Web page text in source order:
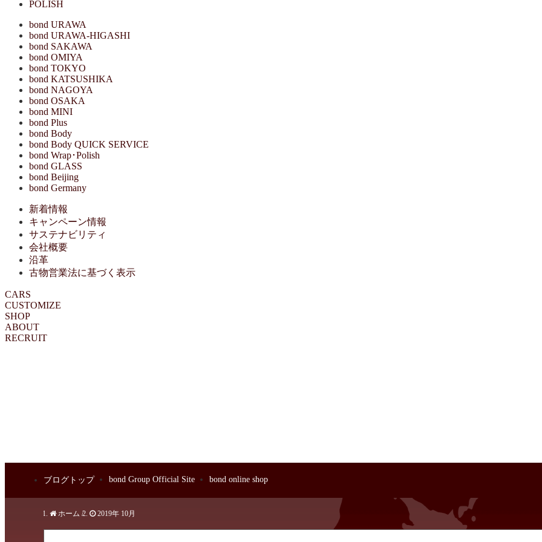
POLISH
bond URAWA
bond URAWA-HIGASHI
bond SAKAWA
bond OMIYA
bond TOKYO
bond KATSUSHIKA
bond NAGOYA
bond OSAKA
bond MINI
bond Plus
bond Body
bond Body QUICK SERVICE
bond Wrap･Polish
bond GLASS
bond Beijing
bond Germany
新着情報
キャンペーン情報
サステナビリティ
会社概要
沿革
古物営業法に基づく表示
CARS
CUSTOMIZE
SHOP
ABOUT
RECRUIT
ブログトップ bond Group Official Site bond online shop
ホーム / 2019年 10月